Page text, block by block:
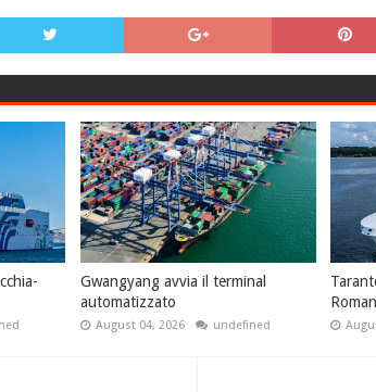
Gwangyang avvia il terminal
automatizzato
August 04, 2026 undefined